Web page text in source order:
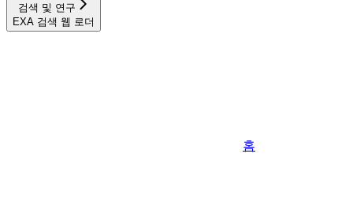
검색 및 연구
EXA 검색 웹 로더
홈